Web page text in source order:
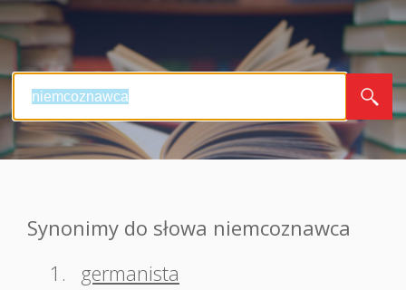
Synonimy do słowa niemcoznawca
1.
germanista